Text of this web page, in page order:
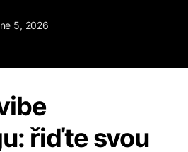
5, 2026
řiďte svou